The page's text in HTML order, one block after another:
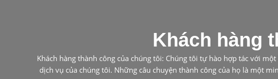
Khách hàng
Khách hàng thành công của chúng tôi: Chúng tôi tự hào hợp tác với
dịch vụ của chúng tôi. Những câu chuyện thành công của họ là một